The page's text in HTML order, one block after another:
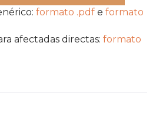
formato .pdf e formato
afectadas directas: formato